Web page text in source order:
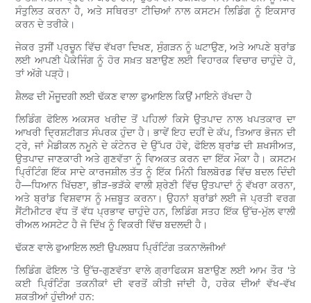
ਸੰਤੁਲਿਤ ਕਰਨਾ ਹੈ, ਅਤੇ ਸਥਿਰਤਾ ਟੀਚਿਆਂ ਨਾਲ ਕਸਟਮ ਲਿਡਿੰਗ ਨੂੰ ਇਕਸਾਰ
ਕਰਨ ਦੇ ਤਰੀਕੇ।
ਜੇਕਰ ਤੁਸੀਂ ਪ੍ਰਚੂਨ ਵਿੱਚ ਵੱਖਰਾ ਦਿਖਣ, ਸੁੰਗੜਨ ਨੂੰ ਘਟਾਉਣ, ਅਤੇ ਆਪਣੇ ਬ੍ਰਾਂਡ
ਲਈ ਆਪਣੀ ਪੈਕੇਜਿੰਗ ਨੂੰ ਹੋਰ ਸਖ਼ਤ ਬਣਾਉਣ ਲਈ ਵਿਹਾਰਕ ਵਿਚਾਰ ਚਾਹੁੰਦੇ ਹੋ,
ਤਾਂ ਅੱਗੇ ਪੜ੍ਹੋ।
ਸ਼ੈਲਫ ਦੀ ਮੌਜੂਦਗੀ ਲਈ ਢੱਕਣ ਵਾਲਾ ਫੁਆਇਲ ਕਿਉਂ ਮਾਇਨੇ ਰੱਖਦਾ ਹੈ
ਲਿਡਿੰਗ ਫੋਇਲ ਅਕਸਰ ਖਰੀਦ ਤੋਂ ਪਹਿਲਾਂ ਕਿਸੇ ਉਤਪਾਦ ਨਾਲ ਖਪਤਕਾਰ ਦਾ
ਆਖਰੀ ਦ੍ਰਿਸ਼ਟੀਗਤ ਸੰਪਰਕ ਹੁੰਦਾ ਹੈ। ਭਾਵੇਂ ਇਹ ਦਹੀਂ ਦੇ ਕੱਪ, ਤਿਆਰ ਭੋਜਨ ਦੀ
ਟ੍ਰੇ, ਜਾਂ ਮੈਡੀਕਲ ਨਮੂਨੇ ਦੇ ਕੰਟੇਨਰ ਦੇ ਉੱਪਰ ਹੋਵੇ, ਫੋਇਲ ਬ੍ਰਾਂਡ ਦੀ ਸ਼ਖਸੀਅਤ,
ਉਤਪਾਦ ਜਾਣਕਾਰੀ ਅਤੇ ਗੁਣਵੱਤਾ ਨੂੰ ਵਿਅਕਤ ਕਰਨ ਦਾ ਇੱਕ ਮੌਕਾ ਹੈ। ਕਸਟਮ
ਪ੍ਰਿੰਟਿੰਗ ਇੱਕ ਸਾਦੇ ਕਾਰਜਸ਼ੀਲ ਤੱਤ ਨੂੰ ਇੱਕ ਮਿੰਨੀ ਬਿਲਬੋਰਡ ਵਿੱਚ ਬਦਲ ਦਿੰਦੀ
ਹੈ—ਧਿਆਨ ਖਿੱਚਣਾ, ਭੀੜ-ਭੜੱਕੇ ਵਾਲੀ ਸ਼੍ਰੇਣੀ ਵਿੱਚ ਉਤਪਾਦਾਂ ਨੂੰ ਵੱਖਰਾ ਕਰਨਾ,
ਅਤੇ ਬ੍ਰਾਂਡ ਵਿਸ਼ਵਾਸ ਨੂੰ ਮਜ਼ਬੂਤ ​​ਕਰਨਾ। ਉਹਨਾਂ ਬ੍ਰਾਂਡਾਂ ਲਈ ਜੋ ਪ੍ਰਤੀ ਵਰਗ
ਸੈਂਟੀਮੀਟਰ ਵੱਧ ਤੋਂ ਵੱਧ ਪ੍ਰਭਾਵ ਚਾਹੁੰਦੇ ਹਨ, ਲਿਡਿੰਗ ਸਤਹ ਇੱਕ ਉੱਚ-ਮੁੱਲ ਵਾਲੀ
ਰੀਅਲ ਅਸਟੇਟ ਹੈ ਜੋ ਦਿੱਖ ਨੂੰ ਵਿਕਰੀ ਵਿੱਚ ਬਦਲਦੀ ਹੈ।
ਢੱਕਣ ਵਾਲੇ ਫੁਆਇਲ ਲਈ ਉਪਲਬਧ ਪ੍ਰਿੰਟਿੰਗ ਤਕਨਾਲੋਜੀਆਂ
ਲਿਡਿੰਗ ਫੋਇਲ 'ਤੇ ਉੱਚ-ਗੁਣਵੱਤਾ ਵਾਲੇ ਗ੍ਰਾਫਿਕਸ ਬਣਾਉਣ ਲਈ ਆਮ ਤੌਰ 'ਤੇ
ਕਈ ਪ੍ਰਿੰਟਿੰਗ ਤਕਨੀਕਾਂ ਦੀ ਵਰਤੋਂ ਕੀਤੀ ਜਾਂਦੀ ਹੈ, ਹਰੇਕ ਦੀਆਂ ਵੱਖ-ਵੱਖ
ਸ਼ਕਤੀਆਂ ਹੁੰਦੀਆਂ ਹਨ: